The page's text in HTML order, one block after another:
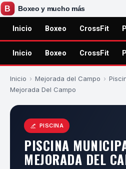
Inicio Boxeo CrossFit
Inicio Boxeo CrossFit
Inicio › Mejorada del Campo ›
Mejorada Del Campo
PISCINA
PISCINA
MEJORADA DEL